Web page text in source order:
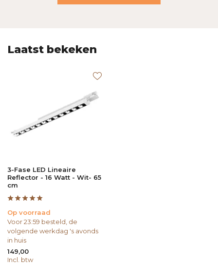
Laatst bekeken
3-Fase LED Lineaire
Reflector - 16 Watt - Wit- 65
cm
Op voorraad
Voor 23:59 besteld, de
volgende werkdag 's avonds
in huis
149,00
Incl. btw